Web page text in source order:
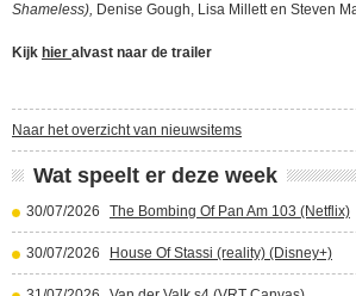
Shameless), Denise Gough, Lisa Millett en Steven
Kijk hier alvast naar de trailer
Naar het overzicht van nieuwsitems
Wat speelt er deze week
30/07/2026 The Bombing Of Pan Am 103 (Netflix)
30/07/2026 House Of Stassi (reality) (Disney+)